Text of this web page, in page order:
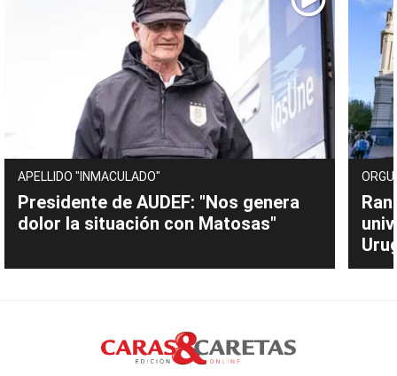
APELLIDO "INMACULADO"
Presidente de AUDEF: "Nos genera
dolor la situación con Matosas"